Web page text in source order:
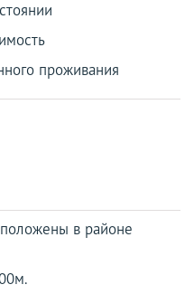
проживания
в районе